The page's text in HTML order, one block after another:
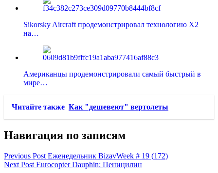
Sikorsky Aircraft продемонстрировал технологию X2
на…
Американцы продемонстрировали самый быстрый в
мире…
Читайте также Как "дешевеют" вертолеты
Навигация по записям
Previous Post Еженедельник BizavWeek # 19 (172)
Next Post Eurocopter Dauphin: Пеницилин